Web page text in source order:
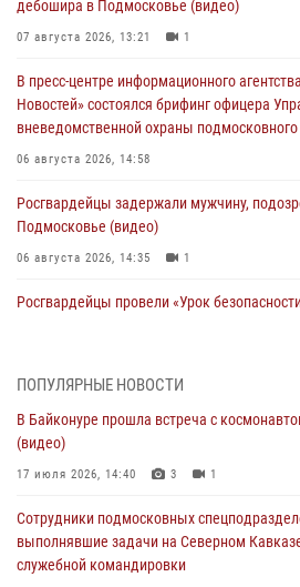
дебошира в Подмосковье (видео)
07 августа 2026, 13:21 1
В пресс-центре информационного
Новостей» состоялся брифинг офицера
вневедомственной охраны
06 августа 2026, 14:58
Росгвардейцы задержали мужчину,
Подмосковье (видео)
06 августа 2026, 14:35 1
Росгвардейцы провели «Урок
подозреваемые в организации
изготовлении поддельных документов
05 августа 2026, 15:48
Сотрудники спецподразделения
отработали навыки огневой подготовки
04 августа 2026, 12:21
ПОПУЛЯРНЫЕ НОВОСТИ
В Байконуре прошла встреча с
(видео)
17 июля 2026, 14:40 3 1
Сотрудники подмосковных
выполнявшие задачи на Северном
служебной командировки